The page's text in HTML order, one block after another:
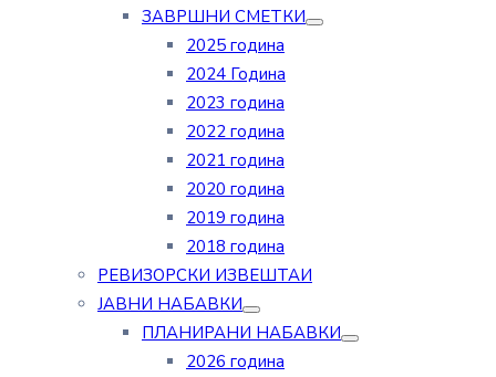
ЗАВРШНИ СМЕТКИ
2025 година
2024 Година
2023 година
2022 година
2021 година
2020 година
2019 година
2018 година
РЕВИЗОРСКИ ИЗВЕШТАИ
ЈАВНИ НАБАВКИ
ПЛАНИРАНИ НАБАВКИ
2026 година